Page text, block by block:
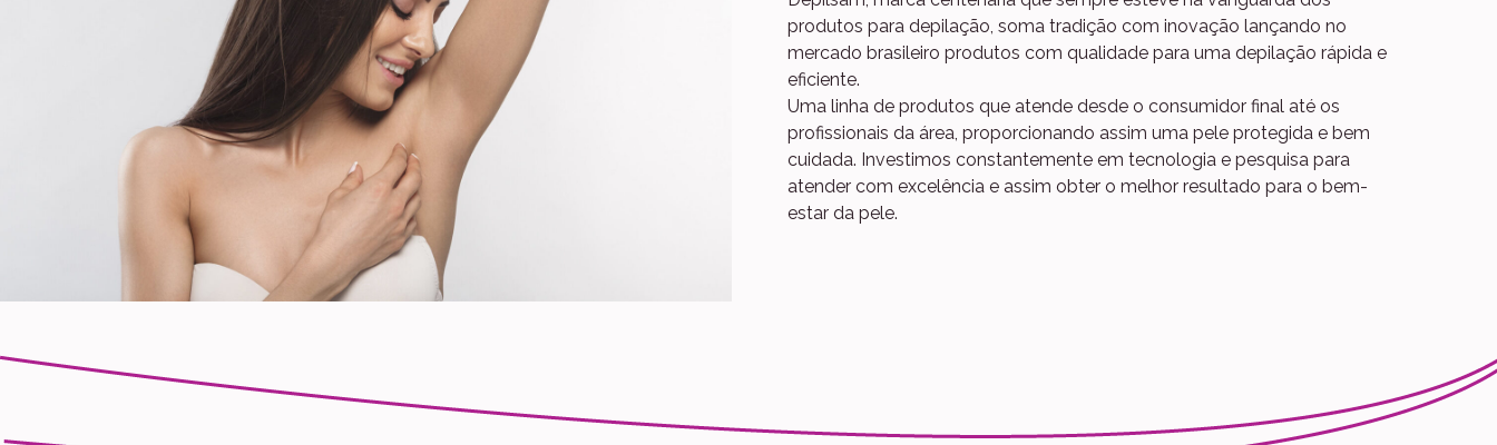
produtos para depilação, soma tradição com inovação lançando no
mercado brasileiro produtos com qualidade para uma depilação rápida e
eficiente.
Uma linha de produtos que atende desde o consumidor final até os
profissionais da área, proporcionando assim uma pele protegida e bem
cuidada. Investimos constantemente em tecnologia e pesquisa para
atender com excelência e assim obter o melhor resultado para o bem-
estar da pele.